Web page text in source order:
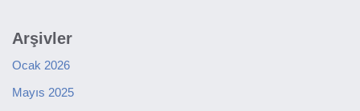
Arşivler
Ocak 2026
Mayıs 2025